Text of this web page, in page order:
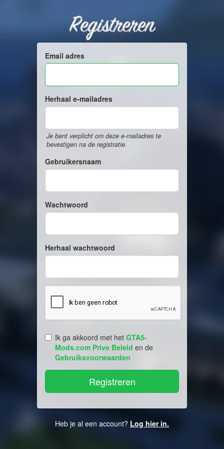
Registreren
Email adres
Herhaal e-mailadres
Je bent verplicht om deze e-mailadres te
bevestigen na de registratie.
Gebruikersnaam
Wachtwoord
Herhaal wachtwoord
Ik ga akkoord met het GTA5-
Mods.com Prive Beleid en de
Gebruiksvoorwaarden
Heb je al een account? Log hier in.